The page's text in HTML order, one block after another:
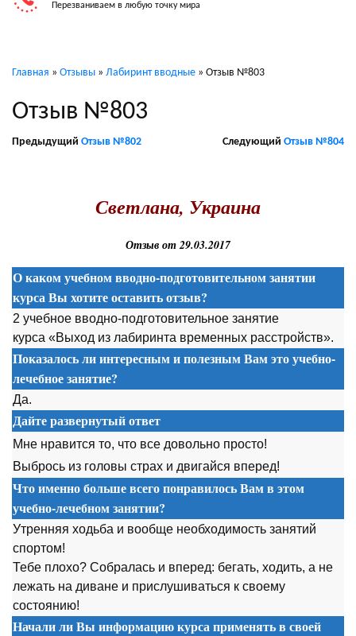
Перезваниваем в любую точку мира
Главная » Отзывы » Лабиринт вводные » Отзыв №803
Отзыв №803
Предыдущий Отзыв №802 Следующий Отзыв №804
Светлана, Украина
Отзыв от 29.03.2017
О каком учебном вводно-подготовительном занятии
курса Вы хотите оставить отзыв?
2 учебное вводно-подготовительное занятие
курса «Выход из лабиринта временных расстройств».
Показалось ли интересным и полезным Вам это учебно-
лечебное занятие?
Да.
Дайте развернутый ответ
Мне нравится то, что все довольно просто!
Выбрось из головы страх и двигайся вперед!
Что именно больше всего понравилось Вам в этом
учебно-лечебном занятии?
Утренняя ходьба и вообще необходимость занятий
спортом!
Тебе плохо? Собралась и вперед: бегать, ходить, а не
лежать на диване и прислушиваться к своему
состоянию!
Начали ли Вы информацию курса применять в своей